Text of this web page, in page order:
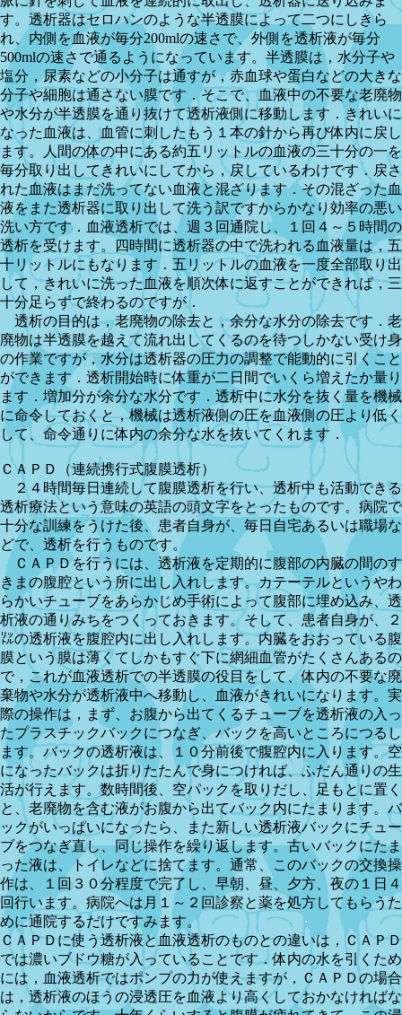
す。透析器はセロハンのような半透膜によって二つにしきら
れ、内側を血液が毎分200mlの速さで、外側を透析液が毎分
500mlの速さで通るようになっています。半透膜は，水分子や
塩分，尿素などの小分子は通すが，赤血球や蛋白などの大きな
分子や細胞は通さない膜です．そこで、血液中の不要な老廃物
や水分が半透膜を通り抜けて透析液側に移動します．きれいに
なった血液は、血管に刺したもう１本の針から再び体内に戻し
ます。人間の体の中にある約五リットルの血液の三十分の一を
毎分取り出してきれいにしてから，戻しているわけです．戻さ
れた血液はまだ洗ってない血液と混ざります．その混ざった血
液をまた透析器に取り出して洗う訳ですからかなり効率の悪い
洗い方です．血液透析では、週３回通院し、１回４～５時間の
透析を受けます。四時間に透析器の中で洗われる血液量は，五
十リットルにもなります．五リットルの血液を一度全部取り出
して，きれいに洗った血液を順次体に返すことができれば，三
十分足らずで終わるのですが．
透析の目的は，老廃物の除去と，余分な水分の除去です．老
廃物は半透膜を越えて流れ出してくるのを待つしかない受け身
の作業ですが，水分は透析器の圧力の調整で能動的に引くこと
ができます．透析開始時に体重が二日間でいくら増えたか量り
ます．増加分が余分な水分です．透析中に水分を抜く量を機械
に命令しておくと，機械は透析液側の圧を血液側の圧より低く
して、命令通りに体内の余分な水を抜いてくれます．
ＣＡＰＤ（連続携行式腹膜透析）
２４時間毎日連続して腹膜透析を行い、透析中も活動できる
透析療法という意味の英語の頭文字をとったものです。病院で
十分な訓練をうけた後、患者自身が、毎日自宅あるいは職場な
どで、透析を行うものです。
ＣＡＰＤを行うには、透析液を定期的に腹部の内臓の間のす
きまの腹腔という所に出し入れします。カテーテルというやわ
らかいチューブをあらかじめ手術によって腹部に埋め込み、透
析液の通りみちをつくっておきます。そして、患者自身が、２
㍑の透析液を腹腔内に出し入れします。内臓をおおっている腹
膜という膜は薄くてしかもすぐ下に網細血管がたくさんあるの
で，これが血液透析での半透膜の役目をして、体内の不要な廃
棄物や水分が透析液中へ移動し、血液がきれいになります。実
際の操作は，まず、お腹から出てくるチューブを透析液の入っ
たプラスチックバックにつなぎ、バックを高いところにつるし
ます。バックの透析液は、１０分前後で腹腔内に入ります。空
になったバックは折りたたんで身につければ、ふだん通りの生
活が行えます。数時間後、空パックを取りだし、足もとに置く
と、老廃物を含む液がお腹から出てバック内にたまります。バ
ックがいっぱいになったら、また新しい透析液バックにチュー
ブをつなぎ直し、同じ操作を繰り返します。古いバックにたま
った液は、トイレなどに捨てます。通常、このバックの交換操
作は、１回３０分程度で完了し、早朝、昼、夕方、夜の１日４
回行います。病院へは月１～２回診察と薬を処方してもらうた
めに通院するだけですみます。
ＣＡＰＤに使う透析液と血液透析のものとの違いは，ＣＡＰＤ
では濃いブドウ糖が入っていることです．体内の水を引くため
には，血液透析ではポンプの力が使えますが，ＣＡＰＤの場合
は，透析液のほうの浸透圧を血液より高くしておかなければな